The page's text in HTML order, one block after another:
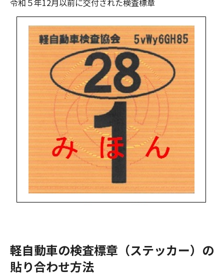
令和５年12月以前に交付された検査標章
軽自動車の検査標章（ステッカー）の
貼り合わせ方法